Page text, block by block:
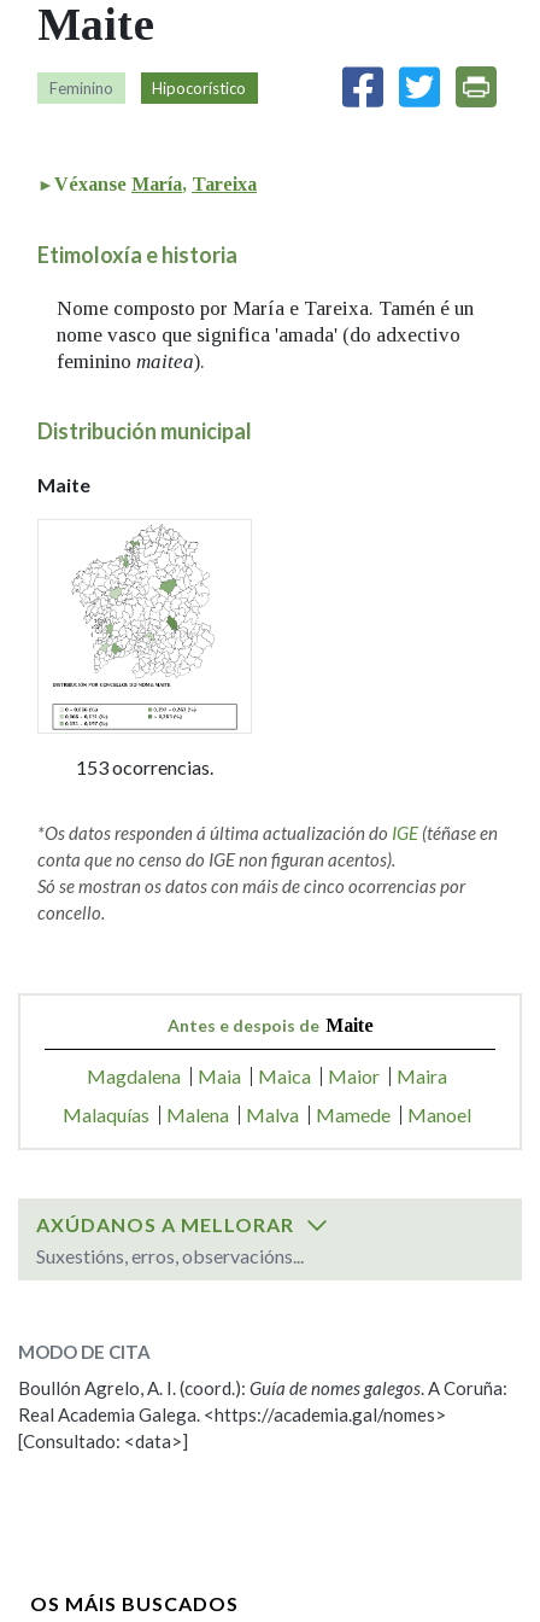
CASA-MUSEO EMILIA PARDO
BAZÁN
HISTORIA
60 ANOS DLG
PORTAL DAS PALABRAS
Facebook
TwitterYoutubeInstagram
Maite
Feminino Hipocorístico
Véxanse María, Tareixa
Etimoloxía e historia
Nome composto por María e Tareixa. Tamén é un
nome vasco que significa 'amada' (do adxectivo
feminino maitea).
Distribución municipal
Maite
153 ocorrencias.
*Os datos responden á última actualización do IGE (téñase en
conta que no censo do IGE non figuran acentos).
Só se mostran os datos con máis de cinco ocorrencias por
concello.
Antes e despois de Maite
Magdalena Maia Maica Maior
Maira
Malaquías
Malena Malva Mamede Manoel
AXÚDANOS A MELLORAR
Suxestións, erros, observacións...
Maite
ESCOLLE UNHA OPCIÓN:
Observación
MODO DE CITA
Boullón Agrelo, A. I. (coord.): Guía de nomes galegos. A Coruña:
Real Academia Galega. <https://academia.gal/nomes>
[Consultado: <data>]
OS MÁIS BUSCADOS